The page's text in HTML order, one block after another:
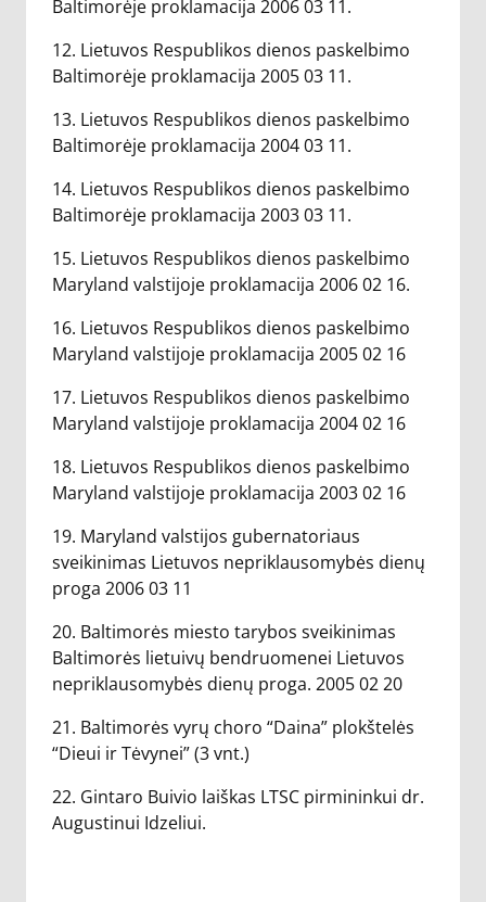
Baltimorėje proklamacija 2006 03 11.
12. Lietuvos Respublikos dienos paskelbimo
Baltimorėje proklamacija 2005 03 11.
13. Lietuvos Respublikos dienos paskelbimo
Baltimorėje proklamacija 2004 03 11.
14. Lietuvos Respublikos dienos paskelbimo
Baltimorėje proklamacija 2003 03 11.
15. Lietuvos Respublikos dienos paskelbimo
Maryland valstijoje proklamacija 2006 02 16.
16. Lietuvos Respublikos dienos paskelbimo
Maryland valstijoje proklamacija 2005 02 16
17. Lietuvos Respublikos dienos paskelbimo
Maryland valstijoje proklamacija 2004 02 16
18. Lietuvos Respublikos dienos paskelbimo
Maryland valstijoje proklamacija 2003 02 16
19. Maryland valstijos gubernatoriaus
sveikinimas Lietuvos nepriklausomybės dienų
proga 2006 03 11
20. Baltimorės miesto tarybos sveikinimas
Baltimorės lietuivų bendruomenei Lietuvos
nepriklausomybės dienų proga. 2005 02 20
21. Baltimorės vyrų choro “Daina” plokštelės
“Dieui ir Tėvynei” (3 vnt.)
22. Gintaro Buivio laiškas LTSC pirmininkui dr.
Augustinui Idzeliui.